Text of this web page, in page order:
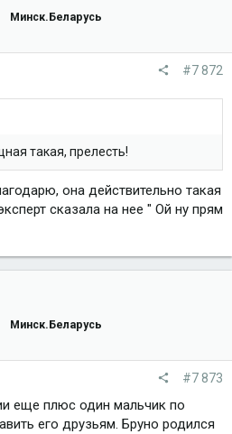
Минск.Беларусь
#7 872
такая, прелесть!
она действительно такая
сказала на нее " Ой ну прям
Минск.Беларусь
#7 873
еще плюс один мальчик по
его друзьям. Бруно родился